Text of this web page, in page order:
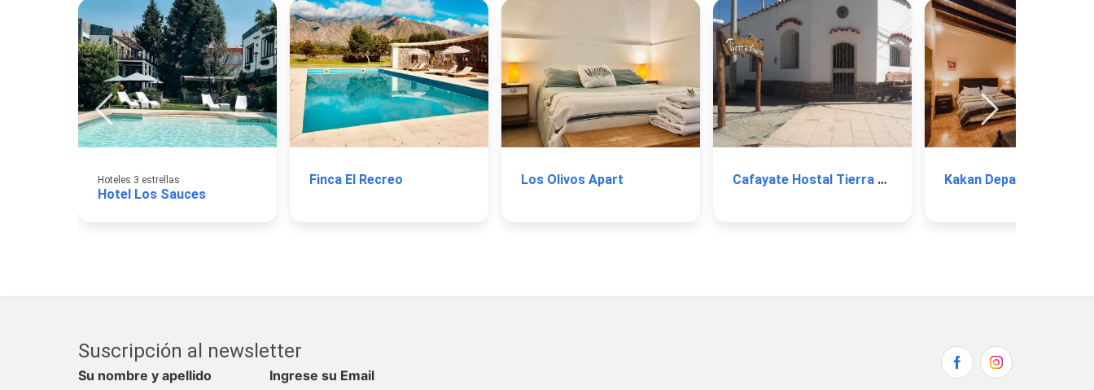
Hoteles 3 estrellas
Hotel Los Sauces
Finca El Recreo Los Olivos Apart Cafayate Hostal Tierra Andina Kakan Departamentos
Suscripción al newsletter
Su nombre y apellido Ingrese su Email